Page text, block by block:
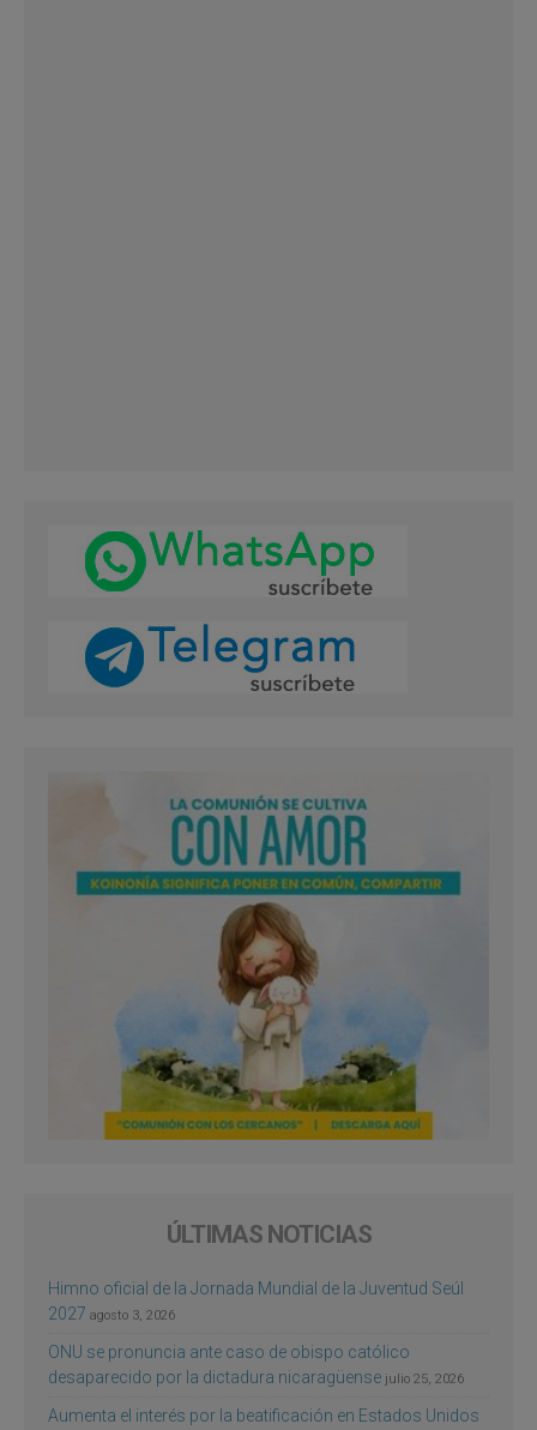
ÚLTIMAS NOTICIAS
Himno oficial de la Jornada Mundial de la Juventud Seúl
2027 agosto 3, 2026
ONU se pronuncia ante caso de obispo católico
desaparecido por la dictadura nicaragüense julio 25, 2026
Aumenta el interés por la beatificación en Estados Unidos